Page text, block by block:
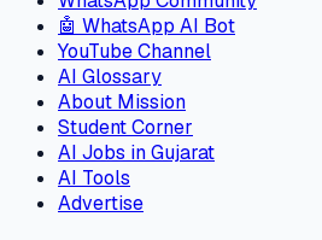
🤖 WhatsApp AI Bot
YouTube Channel
AI Glossary
About Mission
Student Corner
AI Jobs in Gujarat
AI Tools
Advertise